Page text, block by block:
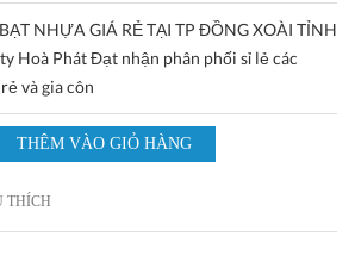
NHỰA GIÁ RẺ TẠI TP ĐỒNG XOÀI TỈNH
Hoà Phát Đạt nhận phân phối sỉ lẻ các
và gia côn
THÍCH